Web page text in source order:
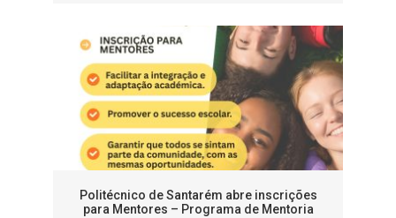
Politécnico de Santarém abre inscrições
para Mentores – Programa de Mentoria